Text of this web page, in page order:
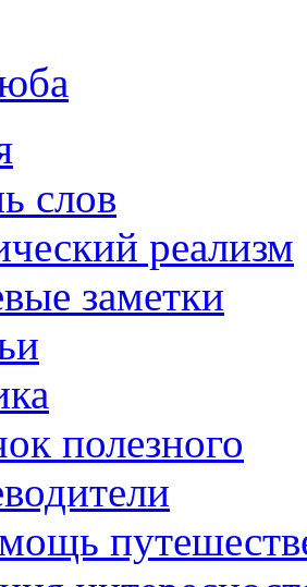
слов
реализм
заметки
полезного